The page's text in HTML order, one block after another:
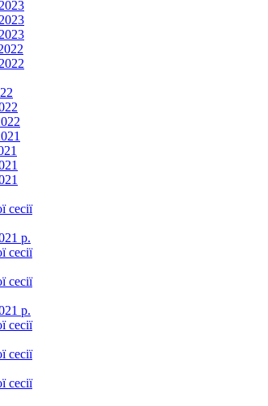
сесії
р.
сесії
сесії
р.
сесії
сесії
сесії